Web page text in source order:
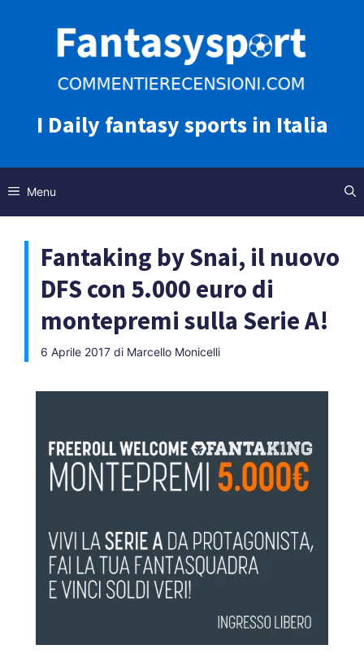
contenuto
I Daily fantasy sports in Italia
Menu
Fantaking by Snai, il nuovo
DFS con 5.000 euro di
montepremi sulla Serie A!
6 Aprile 2017 di Marcello Monicelli